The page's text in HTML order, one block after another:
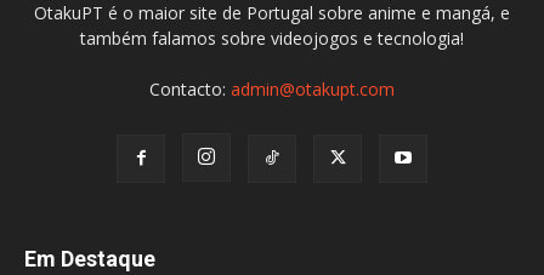
OtakuPT é o maior site de Portugal sobre anime e mangá, e
também falamos sobre videojogos e tecnologia!
Contacto: admin@otakupt.com
Em Destaque